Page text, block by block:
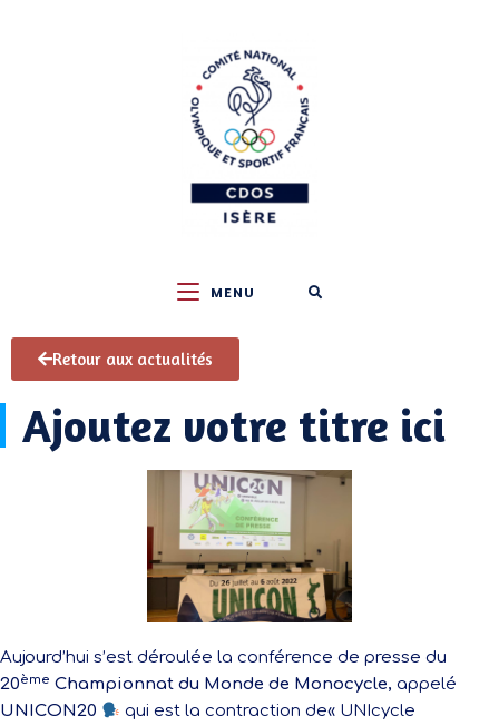
MENU
Retour aux actualités
Ajoutez votre titre ici
Aujourd’hui s’est déroulée la conférence de presse du
20ème Championnat du Monde de Monocycle, appelé
UNICON20
qui est la contraction de« UNIcycle